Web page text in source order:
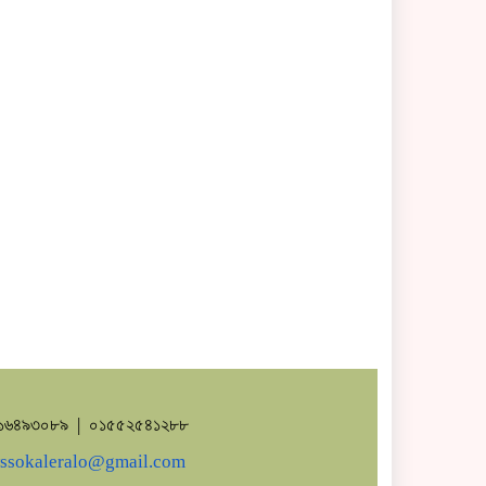
| ০১৫৫২৫৪১২৮৮